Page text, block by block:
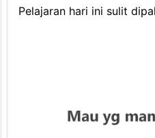
Pelajaran hari ini sulit